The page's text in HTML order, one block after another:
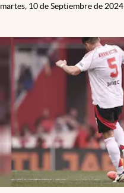
martes, 10 de Septiembre de 2024